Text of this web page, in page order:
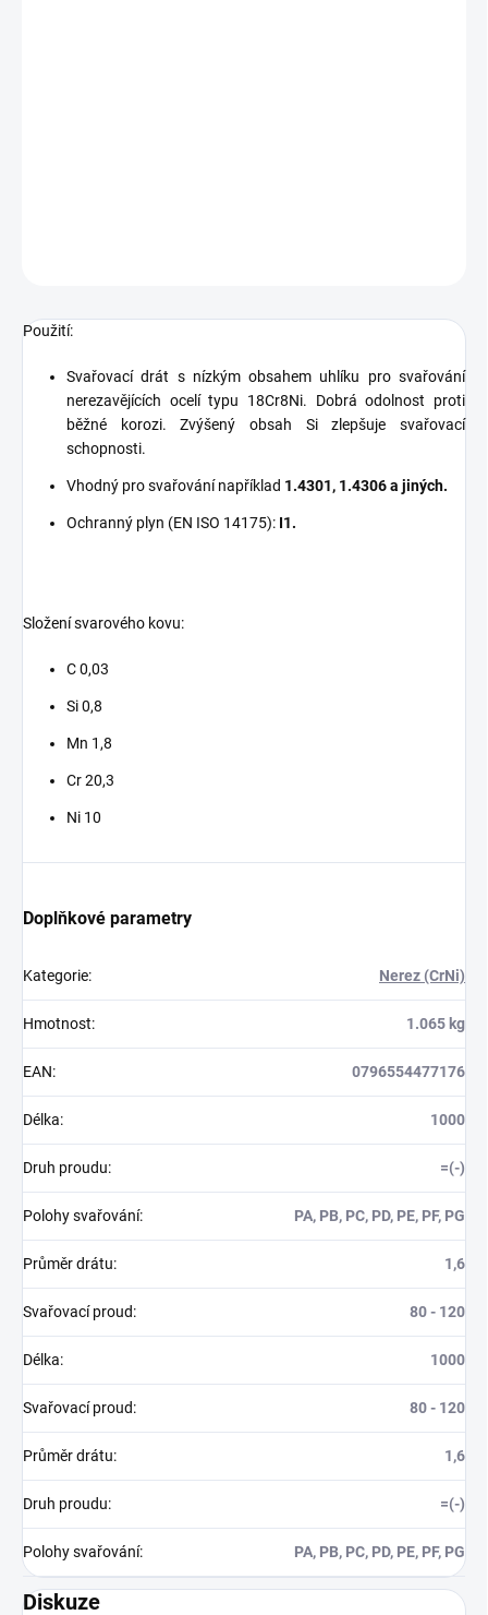
Použití:
Svařovací drát s nízkým obsahem uhlíku pro svařování
nerezavějících ocelí typu 18Cr8Ni. Dobrá odolnost proti
běžné korozi. Zvýšený obsah Si zlepšuje svařovací
schopnosti.
Vhodný pro svařování například 1.4301, 1.4306 a jiných.
Ochranný plyn (EN ISO 14175): I1.
Složení svarového kovu:
C 0,03
Si 0,8
Mn 1,8
Cr 20,3
Ni 10
Doplňkové parametry
Kategorie: Nerez (CrNi)
Hmotnost: 1.065 kg
EAN: 0796554477176
Délka: 1000
Druh proudu: =(-)
Polohy svařování: PA, PB, PC, PD, PE, PF, PG
Průměr drátu: 1,6
Svařovací proud: 80 - 120
Délka: 1000
Svařovací proud: 80 - 120
Průměr drátu: 1,6
Druh proudu: =(-)
Polohy svařování: PA, PB, PC, PD, PE, PF, PG
Diskuze